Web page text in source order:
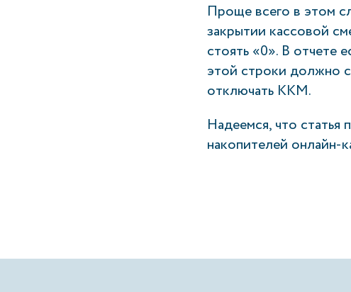
Проще всего в этом
закрытии кассовой
стоять «0». В отчете
этой строки должно
отключать ККМ.
Надеемся, что
накопителей онлайн-